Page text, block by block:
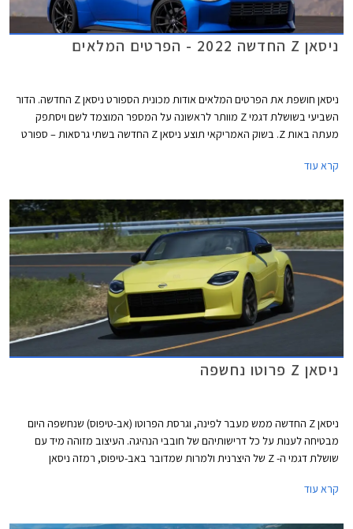
ניסאן Z החדשה 2022 - הפרטים המלאים
ניסאן חושפת את הפרטים המלאים אודות מכונית הספורט ניסאן Z החדשה. הדור
השביעי בשושלת דגמי Z מוותר לראשונה על המספר המוצמד לשם ויסתפק
מעתה באות Z. בשוק האמריקאי תוצע ניסאן Z החדשה בשתי גרסאות – ספורט
קליפרים בצבע צהוב, ותא נוסעים עם עיטורים בצבע צהוב.
קרא עוד
ניסאן Z פרוטו נחשפה
ניסאן Z החדשה ממש מעבר לפינה, וגרסת הפרוטו (אב-טיפוס) שנחשפה היום
מבטיחה לענות על כל דרישותיהם של חובבי הנהיגה. העיצוב מזוהה מיד עם
שושלת דגמי ה- Z של היצרנית ולמרות שמדובר באב-טיפוס, רמזה ניסאן
קרא עוד